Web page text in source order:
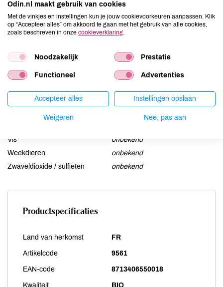
Ei
onbekend
Gluten
onbekend
Lactose
onbekend
Mosterd
onbekend
Noten
onbekend
onbekend
Vis
onbekend
Weekdieren
onbekend
Zwaveldioxide / sulfieten
onbekend
Productspecificaties
Land van herkomst FR
Artikelcode 9561
EAN-code 8713406550018
Kwaliteit BIO
Odin.nl maakt gebruik van cookies
Met de vinkjes en instellingen kun je jouw cookievoorkeuren aanpassen. Klik
op “Accepteer alles” om akkoord te gaan met het gebruik van alle cookies,
zoals beschreven in onze cookieverklaring.
Noodzakelijk Prestatie
Functioneel Advertenties
Accepteer alles Instellingen opslaan
Weigeren Nee, pas aan